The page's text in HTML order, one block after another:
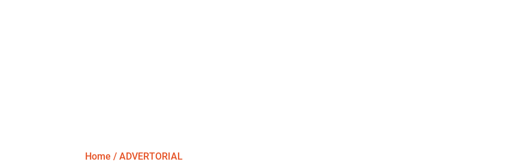
Home / ADVERTORIAL